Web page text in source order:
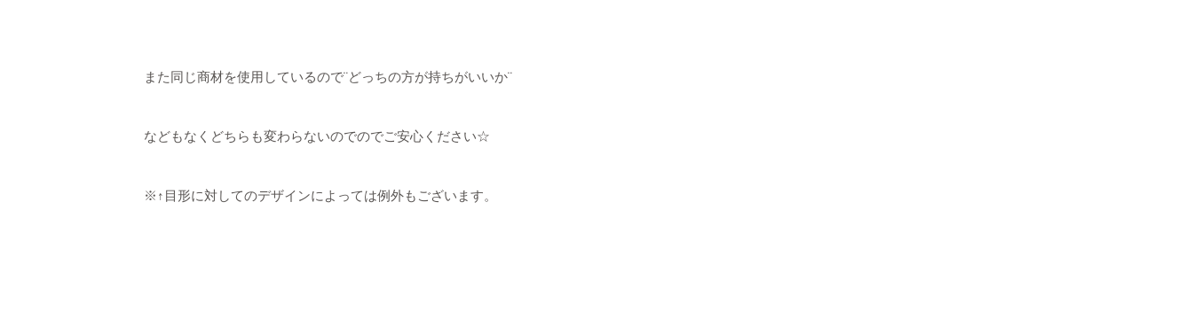
また同じ商材を使用しているので¨どっちの方が持ちがいいか¨
などもなくどちらも変わらないのでのでご安心ください☆
※↑目形に対してのデザインによっては例外もございます。